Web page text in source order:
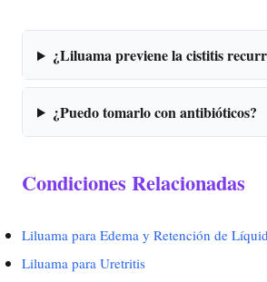
¿Liluama previene la cistitis
¿Puedo tomarlo con antibióticos?
Condiciones Relacionadas
Liluama para Edema y Retención de
Liluama para Uretritis